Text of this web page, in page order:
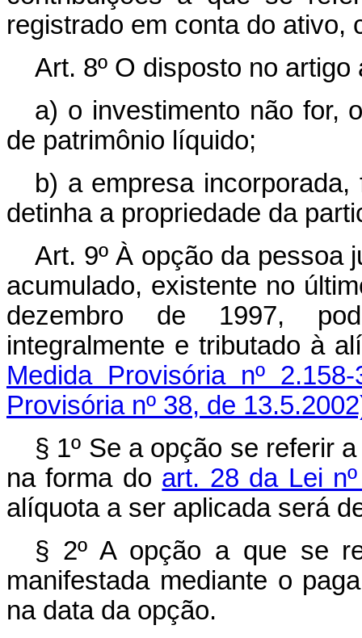
registrado em conta do ativo,
Art. 8º O disposto no
a) o investimento não for,
de patrimônio líquido;
b) a empresa
detinha a propriedade da
Art. 9º À opção da pessoa
acumulado, existente no
dezembro de 1997,
integralmente e tributado
Medida Provisória nº
Provisória nº 38, de
§ 1º Se a opção se referir
na forma do art. 28 da Lei
alíquota a ser aplicada será
§ 2º A opção a que se
manifestada mediante o
na data da opção.